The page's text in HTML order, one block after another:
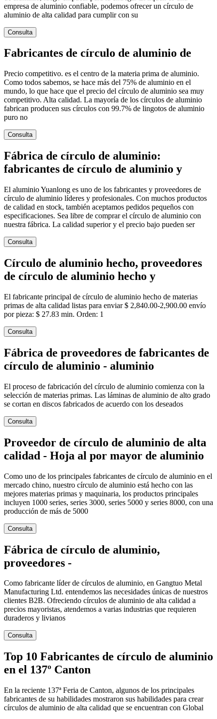
empresa de aluminio confiable, podemos ofrecer un círculo de
aluminio de alta calidad para cumplir con su
Consulta
Fabricantes de círculo de aluminio de
Precio competitivo. es el centro de la materia prima de aluminio.
Como todos sabemos, se hace más del 75% de aluminio en el
mundo, lo que hace que el precio del círculo de aluminio sea muy
competitivo. Alta calidad. La mayoría de los círculos de aluminio
fabrican producen sus círculos con 99.7% de lingotos de aluminio
puro no
Consulta
Fábrica de círculo de aluminio:
fabricantes de círculo de aluminio y
El aluminio Yuanlong es uno de los fabricantes y proveedores de
círculo de aluminio líderes y profesionales. Con muchos productos
de calidad en stock, también aceptamos pedidos pequeños con
especificaciones. Sea libre de comprar el círculo de aluminio con
nuestra fábrica. La calidad superior y el precio bajo pueden ser
Consulta
Círculo de aluminio hecho, proveedores
de círculo de aluminio hecho y
El fabricante principal de círculo de aluminio hecho de materias
primas de alta calidad listas para enviar $ 2,840.00-2,900.00 envío
por pieza: $ 27.83 min. Orden: 1
Consulta
Fábrica de proveedores de fabricantes de
círculo de aluminio - aluminio
El proceso de fabricación del círculo de aluminio comienza con la
selección de materias primas. Las láminas de aluminio de alto grado
se cortan en discos fabricados de acuerdo con los deseados
Consulta
Proveedor de círculo de aluminio de alta
calidad - Hoja al por mayor de aluminio
Como uno de los principales fabricantes de círculo de aluminio en el
mercado chino, nuestro círculo de aluminio está hecho con las
mejores materias primas y maquinaria, los productos principales
incluyen 1000 series, series 3000, series 5000 y series 8000, con una
producción de más de 5000
Consulta
Fábrica de círculo de aluminio,
proveedores -
Como fabricante líder de círculos de aluminio, en Gangtuo Metal
Manufacturing Ltd. entendemos las necesidades únicas de nuestros
clientes B2B. Ofreciendo círculos de aluminio de alta calidad a
precios mayoristas, atendemos a varias industrias que requieren
duraderos y livianos
Consulta
Top 10 Fabricantes de círculo de aluminio
en el 137º Canton
En la reciente 137ª Feria de Canton, algunos de los principales
fabricantes de su habilidades mostraron sus habilidades para crear
círculos de aluminio de alta calidad que se encuentran con Global